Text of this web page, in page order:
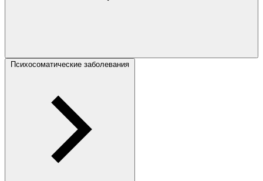
Психосоматические заболевания